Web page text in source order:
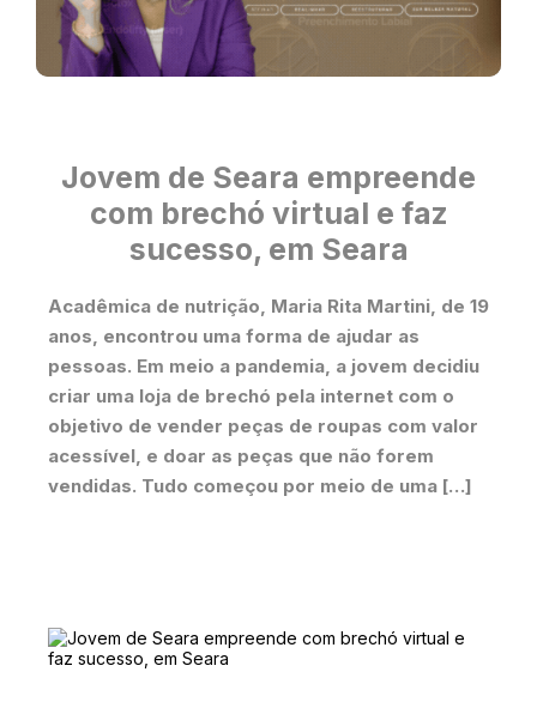
Jovem de Seara empreende
com brechó virtual e faz
sucesso, em Seara
Acadêmica de nutrição, Maria Rita Martini, de 19
anos, encontrou uma forma de ajudar as
pessoas. Em meio a pandemia, a jovem decidiu
criar uma loja de brechó pela internet com o
objetivo de vender peças de roupas com valor
acessível, e doar as peças que não forem
vendidas. Tudo começou por meio de uma […]